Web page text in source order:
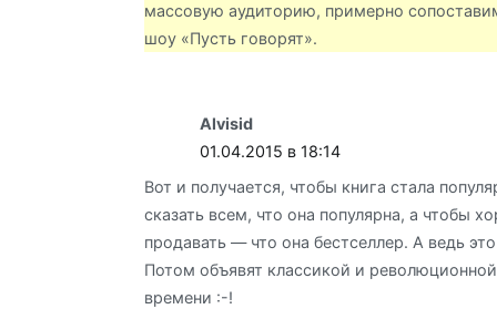
массовую аудиторию, примерно
шоу «Пусть говорят».
Alvisid
01.04.2015 в 18:14
Вот и получается, чтобы книга стала
сказать всем, что она популярна, а чтобы
продавать — что она бестселлер. А ведь
Потом объявят классикой и
времени :-!